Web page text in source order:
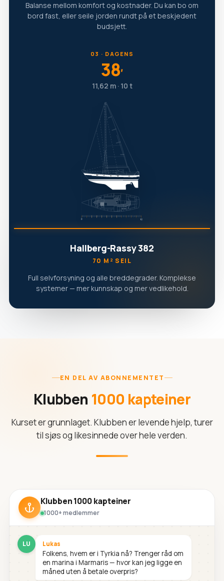
Balanse mellom komfort og kostnader. Du kan bo om
bord fast, eller seile jorden rundt på et beskjedent
budsjett.
03 · DAGENS
38′
11,62 m · 10 t
Hallberg-Rassy 382
70 M² SEIL
Full selvforsyning og alle breddegrader. Komplekse
systemer — mer kunnskap og mer vedlikehold.
EN DEL AV ABONNEMENTET
Klubben 1000 kapteiner
Kurset er grunnlaget. Klubben er levende hjelp, turer
til sjøs og likesinnede over hele verden.
Klubben 1000 kapteiner
1000+ medlemmer
LU Lukas
Folkens, hvem er i Tyrkia nå? Trenger råd om
en marina i Marmaris — hvor kan jeg ligge en
måned uten å betale overpris?